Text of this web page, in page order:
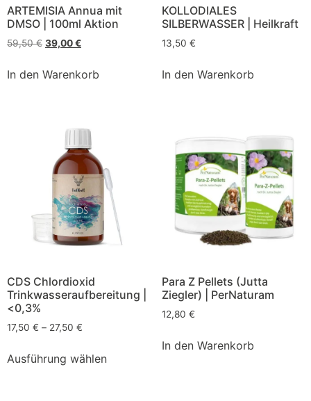
ARTEMISIA Annua mit
DMSO | 100ml Aktion
59,50€ 39,00€
In den Warenkorb
KOLLODIALES
SILBERWASSER | Heilkraft
13,50 €
In den Warenkorb
CDS Chlordioxid
Trinkwasseraufbereitung |
<0,3%
17,50 € – 27,50 €
Ausführung wählen
Para Z Pellets (Jutta
Ziegler) | PerNaturam
12,80 €
In den Warenkorb